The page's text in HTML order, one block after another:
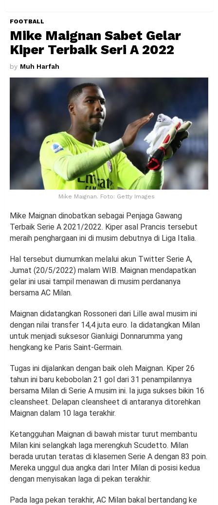
FOOTBALL
Mike Maignan Sabet Gelar
Kiper Terbaik Seri A 2022
by Muh Harfah
Mike Maignan. Foto: Getty Images
Mike Maignan dinobatkan sebagai Penjaga Gawang
Terbaik Serie A 2021/2022. Kiper asal Prancis tersebut
meraih penghargaan ini di musim debutnya di Liga Italia.
Hal tersebut diumumkan melalui akun Twitter Serie A,
Jumat (20/5/2022) malam WIB. Maignan mendapatkan
gelar ini usai tampil menawan di musim perdananya
bersama AC Milan.
Maignan didatangkan Rossoneri dari Lille awal musim ini
dengan nilai transfer 14,4 juta euro. Ia didatangkan Milan
untuk menjadi suksesor Gianluigi Donnarumma yang
hengkang ke Paris Saint-Germain.
Tugas ini dijalankan dengan baik oleh Maignan. Kiper 26
tahun ini baru kebobolan 21 gol dari 31 penampilannya
bersama Milan di Serie A musim ini. Ia juga sukses bikin 16
cleansheet. Delapan cleansheet di antaranya ditorehkan
Maignan dalam 10 laga terakhir.
Ketangguhan Maignan di bawah mistar turut membantu
Milan kini selangkah laga merengkuh Scudetto. Milan
berada urutan teratas di klasemen Serie A dengan 83 poin.
Mereka unggul dua angka dari Inter Milan di posisi kedua
dengan menyisakan laga di pekan terakhir.
Pada laga pekan terakhir, AC Milan bakal bertandang ke